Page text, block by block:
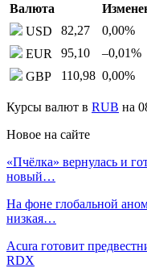
Валюта
USD
82,27 0,00%
EUR
95,10 –0,01%
GBP
110,98 0,00%
Курсы валют в RUB на
Новое на сайте
«Пчёлка» вернулась и
новый…
На фоне глобальной
низкая…
Acura готовит
RDX